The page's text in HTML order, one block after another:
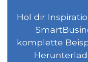
Hol dir
komplette